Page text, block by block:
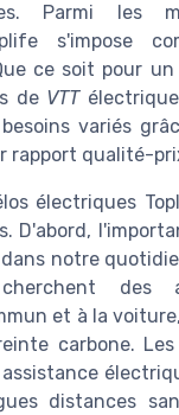
Parmi les
s'impose
ce soit pour
de VTT
variés
rapport qualité-
électriques
D'abord,
notre
des
et à la
carbone.
distances